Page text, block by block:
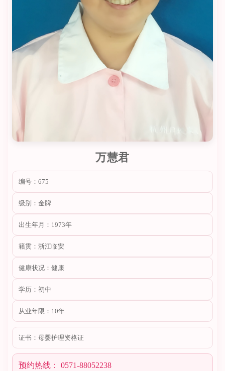
万慧君
编号：675
级别：金牌
出生年月：1973年
籍贯：浙江临安
健康状况：健康
学历：初中
从业年限：10年
证书：母婴护理资格证
预约热线： 0571-88052238